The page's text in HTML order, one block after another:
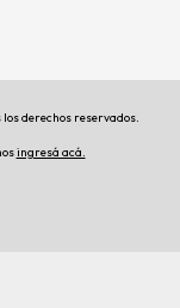
los derechos reservados.
ingresá acá.